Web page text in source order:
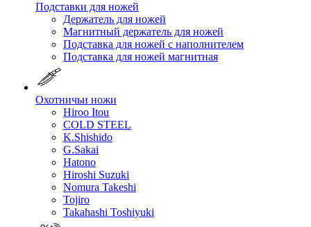
Подставки для ножей
Держатель для ножей
Магнитный держатель для ножей
Подставка для ножей с наполнителем
Подставка для ножей магнитная
Охотничьи ножи
Hiroo Itou
COLD STEEL
K.Shishido
G.Sakai
Hatono
Hiroshi Suzuki
Nomura Takeshi
Tojiro
Takahashi Toshiyuki